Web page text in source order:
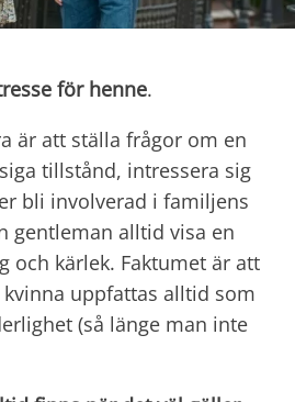
för henne.
är att ställa frågor om en
tillstånd, intressera sig
bli involverad i familjens
gentleman alltid visa en
och kärlek. Faktumet är att
uppfattas alltid som
(så länge man inte